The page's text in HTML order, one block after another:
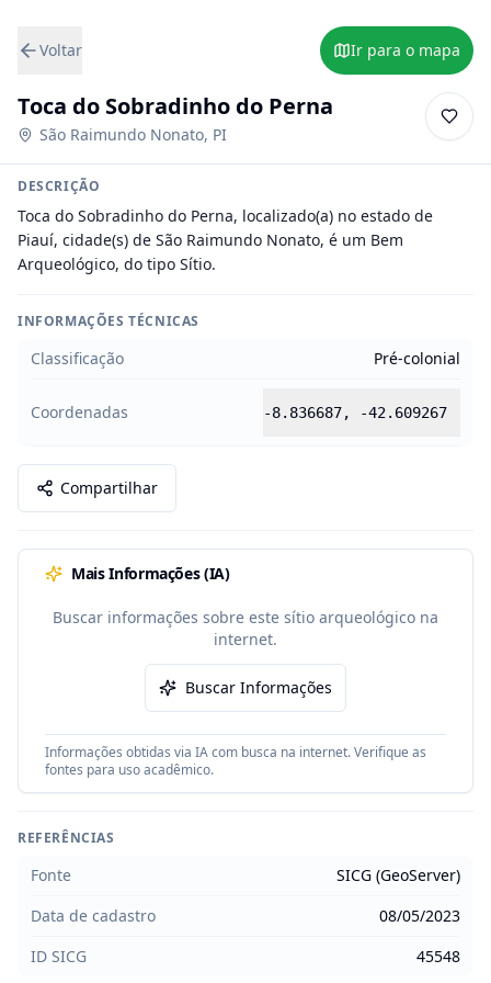
Voltar Ir para o mapa
Toca do Sobradinho do Perna
São Raimundo Nonato, PI
DESCRIÇÃO
Toca do Sobradinho do Perna, localizado(a) no estado de
Piauí, cidade(s) de São Raimundo Nonato, é um Bem
Arqueológico, do tipo Sítio.
INFORMAÇÕES TÉCNICAS
Classificação Pré-colonial
Coordenadas -8.836687, -42.609267
Compartilhar
Mais Informações (IA)
Buscar informações sobre este sítio arqueológico na
internet.
Buscar Informações
Informações obtidas via IA com busca na internet. Verifique as
fontes para uso acadêmico.
REFERÊNCIAS
Fonte
SICG (GeoServer)
Data de cadastro
08/05/2023
ID SICG
45548